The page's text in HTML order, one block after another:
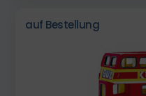
auf Bestellung